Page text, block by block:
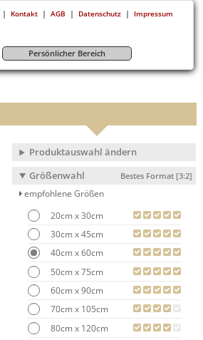
| Kontakt | AGB | Datenschutz | Impressum
Persönlicher Bereich
Produktauswahl ändern
Größenwahl
Bestes Format [3:2]
empfohlene Größen
20cm x 30cm
30cm x 45cm
40cm x 60cm
50cm x 75cm
60cm x 90cm
70cm x 105cm
80cm x 120cm